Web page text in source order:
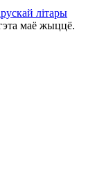
літары
маё жыццё.